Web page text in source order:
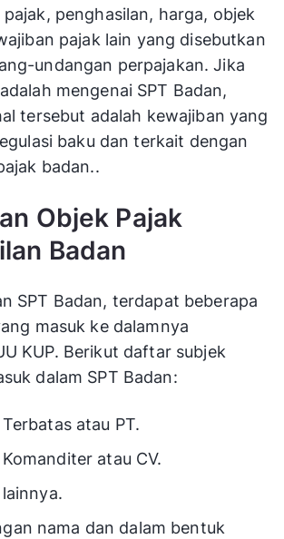
penghasilan, harga, objek
pajak lain yang disebutkan
undangan perpajakan. Jika
mengenai SPT Badan,
tersebut adalah kewajiban yang
baku dan terkait dengan
badan..
Objek Pajak
Badan
SPT Badan, terdapat beberapa
masuk ke dalamnya
KUP. Berikut daftar subjek
dalam SPT Badan:
atau PT.
atau CV.
nama dan dalam bentuk